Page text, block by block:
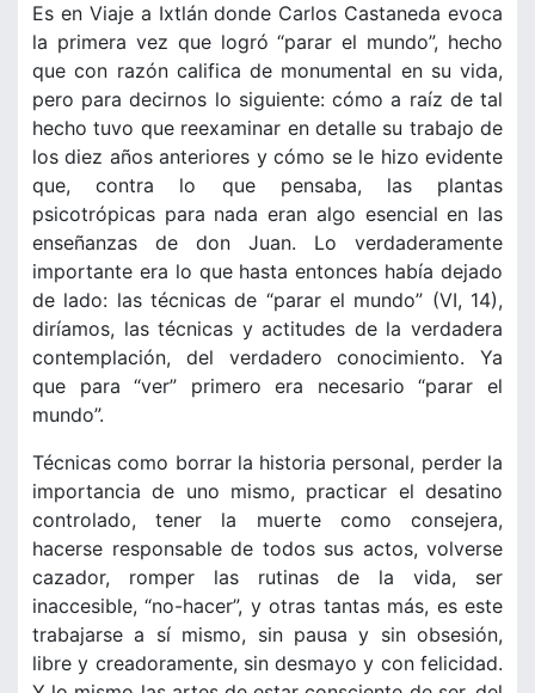
Es en Viaje a Ixtlán donde Carlos Castaneda evoca
la primera vez que logró “parar el mundo”, hecho
que con razón califica de monumental en su vida,
pero para decirnos lo siguiente: cómo a raíz de tal
hecho tuvo que reexaminar en detalle su trabajo de
los diez años anteriores y cómo se le hizo evidente
que, contra lo que pensaba, las plantas
psicotrópicas para nada eran algo esencial en las
enseñanzas de don Juan. Lo verdaderamente
importante era lo que hasta entonces había dejado
de lado: las técnicas de “parar el mundo” (VI, 14),
diríamos, las técnicas y actitudes de la verdadera
contemplación, del verdadero conocimiento. Ya
que para “ver” primero era necesario “parar el
mundo”.
Técnicas como borrar la historia personal, perder la
importancia de uno mismo, practicar el desatino
controlado, tener la muerte como consejera,
hacerse responsable de todos sus actos, volverse
cazador, romper las rutinas de la vida, ser
inaccesible, “no-hacer”, y otras tantas más, es este
trabajarse a sí mismo, sin pausa y sin obsesión,
libre y creadoramente, sin desmayo y con felicidad.